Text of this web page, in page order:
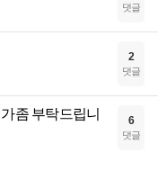
댓글
2
댓글
좀 부탁드립니
6
댓글